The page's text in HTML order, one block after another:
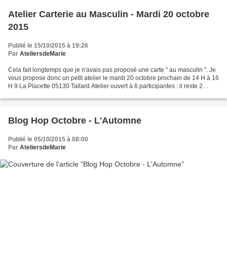
Atelier Carterie au Masculin - Mardi 20 octobre
2015
Publié le 15/10/2015 à 19:26
Par AteliersdeMarie
Cela fait longtemps que je n'avais pas proposé une carte " au masculin ". Je
vous propose donc un petit atelier le mardi 20 octobre prochain de 14 H à 16
H 9 La Placette 05130 Tallard Atelier ouvert à 6 participantes : il reste 2
Blog Hop Octobre - L'Automne
Publié le 05/10/2015 à 08:00
Par AteliersdeMarie